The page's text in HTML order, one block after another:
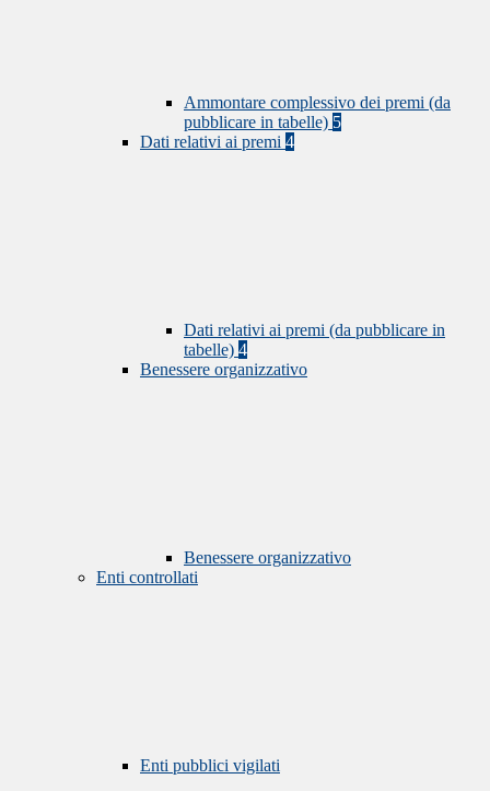
Ammontare complessivo dei premi (da
pubblicare in tabelle) 5
Dati relativi ai premi 4
Dati relativi ai premi (da pubblicare in
tabelle) 4
Benessere organizzativo
Benessere organizzativo
Enti controllati
Enti pubblici vigilati